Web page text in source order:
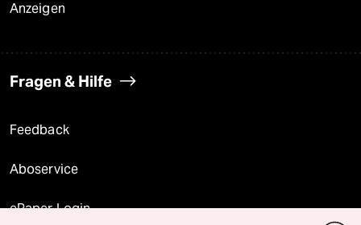
Anzeigen
Fragen & Hilfe
Feedback
Aboservice
ePaper Login